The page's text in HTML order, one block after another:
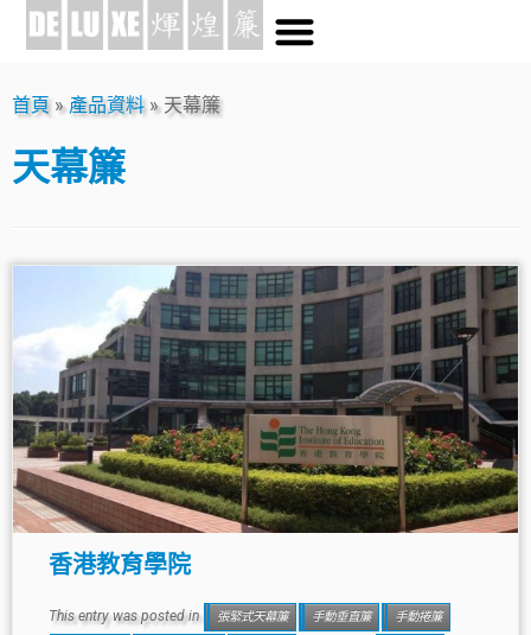
首頁 » 產品資料 » 天幕簾
天幕簾
香港教育學院
This entry was posted in 張緊式天幕簾 手動垂直簾
手動捲簾